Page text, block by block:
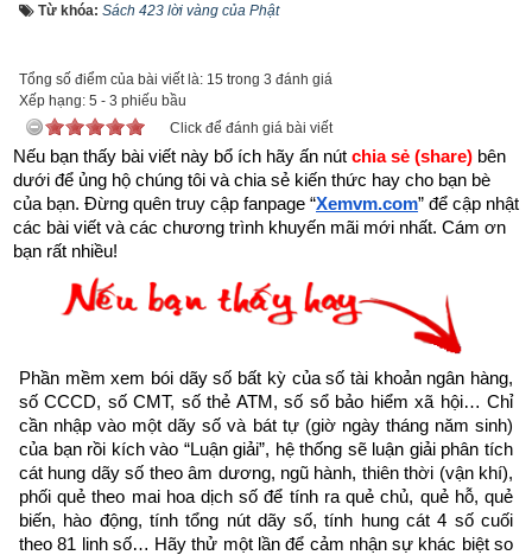
sach-423-loi-vang-cua-phat-pdf-13.html
hoặc liên hệ Zalo: 0926.138.186 để nhận trực tiếp file pdf.
Sau đây là Phẩm tạp lục được trích từ Cuốn “Kinh Pháp Cú -
423 lời vàng của Phật” của nhà xuất bản Hồng Đức
XXI. PHẨM TẠP LỤC
(Pakiṇṇaka-vagga)
290. Nhờ từ bỏ niềm vui nhỏ nhặt
Mà đạt thành hạnh phúc lớn hơn
Thú vui ngũ dục chẳng màng
Trí nhân hưởng đạt niết-bàn an vui.
291. Gieo đau khổ cho người bị hại
Từ khóa: Sách 423 lời vàng của Phật
Tổng số điểm của bài viết là: 15 trong 3 đánh giá
Xếp hạng: 5 - 3 phiếu bầu
Click để đánh giá bài viết
Nếu bạn thấy bài viết này bổ ích hãy ấn nút chia sẻ (share) bên
dưới để ủng hộ chúng tôi và chia sẻ kiến thức hay cho bạn bè
của bạn. Đừng quên truy cập fanpage “Xemvm.com” để cập nhật
các bài viết và các chương trình khuyến mãi mới nhất. Cám ơn
bạn rất nhiều!
Phần mềm xem bói dãy số bất kỳ của số tài khoản ngân hàng,
số CCCD, số CMT, số thẻ ATM, số sổ bảo hiểm xã hội… Chỉ
cần nhập vào một dãy số và bát tự (giờ ngày tháng năm sinh)
của bạn rồi kích vào “Luận giải”, hệ thống sẽ luận giải phân tích
cát hung dãy số theo âm dương, ngũ hành, thiên thời (vận khí),
phối quẻ theo mai hoa dịch số để tính ra quẻ chủ, quẻ hỗ, quẻ
biến, hào động, tính tổng nút dãy số, tính hung cát 4 số cuối
theo 81 linh số… Hãy thử một lần để cảm nhận sự khác biệt so